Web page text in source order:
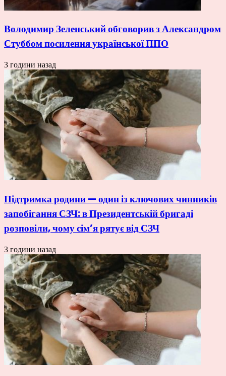
Володимир Зеленський обговорив з Александром
Стуббом посилення української ППО
3 години назад
Підтримка родини — один із ключових чинників
запобігання СЗЧ: в Президентській бригаді
розповіли, чому сім’я рятує від СЗЧ
3 години назад